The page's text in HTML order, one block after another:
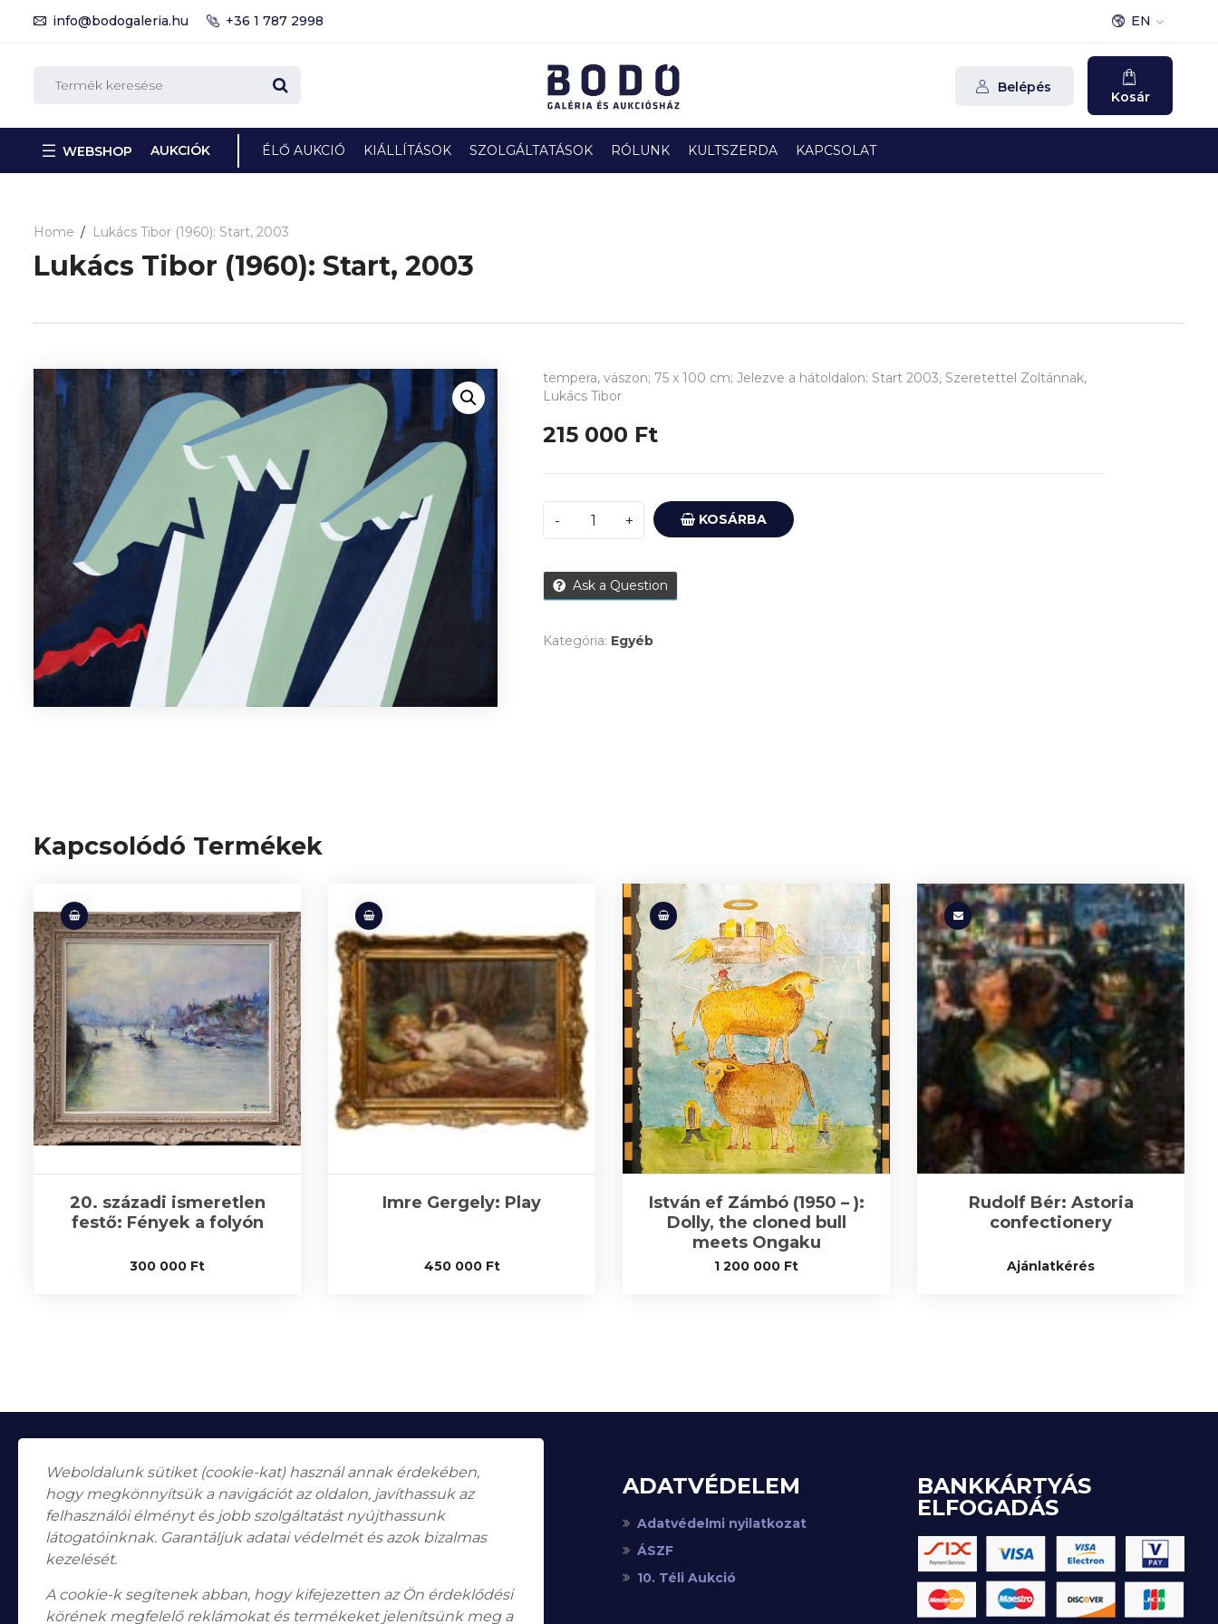
EN
+36 1 787 2998
info@bodogaleria.hu
Belépés
Kosár
WEBSHOP AUKCIÓK ÉLŐ AUKCIÓ KIÁLLÍTÁSOK SZOLGÁLTATÁSOK RÓLUNK KULTSZERDA KAPCSOLAT
Home Lukács Tibor (1960): Start, 2003
Lukács Tibor (1960): Start, 2003
tempera, vászon; 75 x 100 cm; Jelezve a hátoldalon: Start 2003, Szeretettel Zoltánnak,
Lukács Tibor
215 000 Ft
KOSÁRBA
Ask a Question
Kategória: Egyéb
Kapcsolódó Termékek
20. századi ismeretlen
festő: Fények a folyón
300 000 Ft
Imre Gergely: Play
450 000 Ft
István ef Zámbó (1950 – ):
Dolly, the cloned bull
meets Ongaku
1 200 000 Ft
Rudolf Bér: Astoria
confectionery
Ajánlatkérés
Falk Miksa utca 24-26. H-1055
Budapest
NyitvatartásHétfő, Péntek: 10:00–18:00
Szombat: 10:00-13:00 Vasárnap: zárva
ADATVÉDELEM
Adatvédelmi nyilatkozat
ÁSZF
10. Téli Aukció
BANKKÁRTYÁS
ELFOGADÁS
Weboldalunk sütiket (cookie-kat) használ annak érdekében,
hogy megkönnyítsük a navigációt az oldalon, javíthassuk az
felhasználói élményt és jobb szolgáltatást nyújthassunk
látogatóinknak. Garantáljuk adatai védelmét és azok bizalmas
kezelését.
A cookie-k segítenek abban, hogy kifejezetten az Ön érdeklődési
körének megfelelő reklámokat és termékeket jelenítsünk meg a